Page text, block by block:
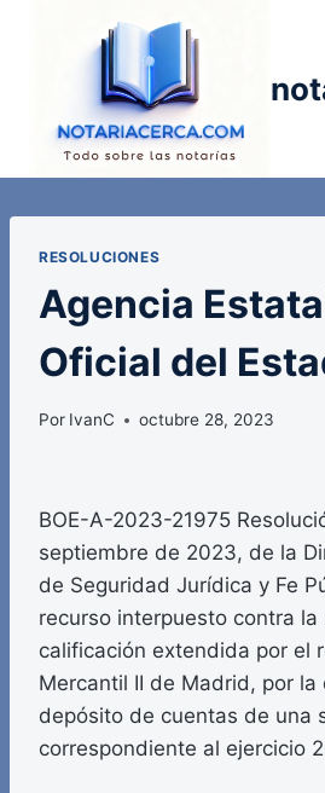
RESOLUCIONES
Agencia
Oficial del
Por IvanC octubre 28, 2023
BOE-A-2023-21975
septiembre de 2023, de la
de Seguridad Jurídica y Fe
recurso interpuesto contra la
calificación extendida por el
Mercantil II de Madrid, por la
depósito de cuentas de una
correspondiente al ejercicio